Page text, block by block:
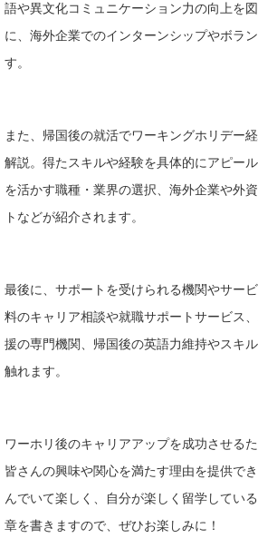
語や異文化コミュニケーション力の向上を
に、海外企業でのインターンシップやボラ
す。
また、帰国後の就活でワーキングホリデー
解説。得たスキルや経験を具体的にアピー
を活かす職種・業界の選択、海外企業や外
トなどが紹介されます。
最後に、サポートを受けられる機関やサー
料のキャリア相談や就職サポートサービス
援の専門機関、帰国後の英語力維持やスキ
触れます。
ワーホリ後のキャリアアップを成功させる
皆さんの興味や関心を満たす理由を提供で
んでいて楽しく、自分が楽しく留学してい
章を書きますので、ぜひお楽しみに！